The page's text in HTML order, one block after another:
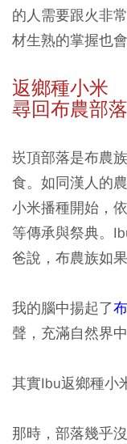
的人需要跟火非
材生熟的掌握也
返鄉種小米
尋回布農部
崁頂部落是布農
食。如同漢人的
小米播種開始，
等傳承與祭典。
爸說，布農族如
我的腦中揚起了
聲，充滿自然界
其實Ibu返鄉種小
那時，部落幾乎